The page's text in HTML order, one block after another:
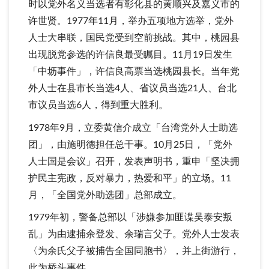
时以党外名义当选者有彰化县的黄顺兴及嘉义市的
许世贤。1977年11月，举办五项地方选举，党外
人士大串联，国民党受到空前挑战。其中，桃园县
出现脱党参选的许信良最受瞩目。11月19日发生
「中坜事件」，许信良高票当选桃园县长。当年党
外人士在县市长当选4人、省议员当选21人、台北
市议员当选6人，得到重大胜利。
1978年9月，立委黄信介成立「台湾党外人士助选
团」，由施明德担任总干事。10月25日，「党外
人士国是会议」召开，发表声明书，重申「坚决拥
护民主宪政，反对暴力，热爱和平」的立场。11
月，「全国党外助选团」总部成立。
1979年初，警备总部以「涉嫌参加匪谍吴泰安叛
乱」为由逮捕余登发、余瑞言父子。党外人士发表
〈为余氏父子被捕告全国同胞书〉，并上街游行，